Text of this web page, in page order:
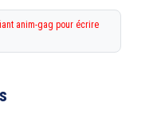
anim-gag pour écrire